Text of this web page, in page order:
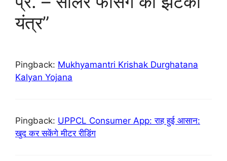
यंत्र”
Pingback: Mukhyamantri Krishak Durghatana
Kalyan Yojana
Pingback: UPPCL Consumer App: राह हुई आसान:
खुद कर सकेंगे मीटर रीडिंग